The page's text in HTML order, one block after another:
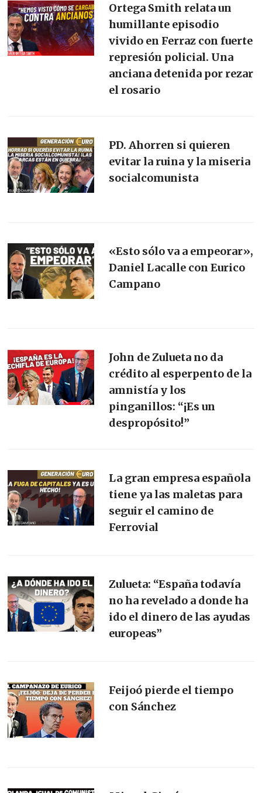
Ortega Smith relata un
humillante episodio
vivido en Ferraz con fuerte
represión policial. Una
anciana detenida por rezar
el rosario
PD. Ahorren si quieren
evitar la ruina y la miseria
socialcomunista
«Esto sólo va a empeorar»,
Daniel Lacalle con Eurico
Campano
John de Zulueta no da
crédito al esperpento de la
amnistía y los
pinganillos: “¡Es un
despropósito!”
La gran empresa española
tiene ya las maletas para
seguir el camino de
Ferrovial
Zulueta: “España todavía
no ha revelado a donde ha
ido el dinero de las ayudas
europeas”
Feijoó pierde el tiempo
con Sánchez